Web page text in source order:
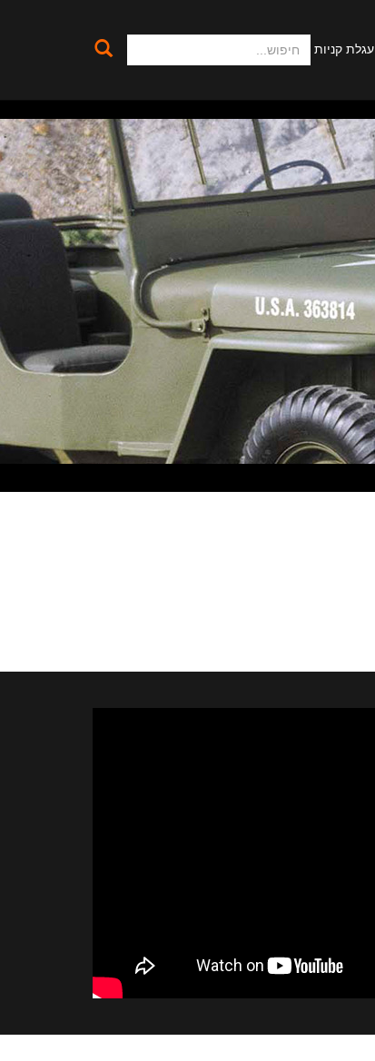
עגלת קניות